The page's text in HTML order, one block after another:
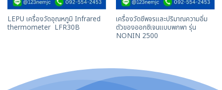
LEPU เครื่องวัดอุณหภูมิ Infrared
thermometer LFR30B
เครื่องวัดชีพจรและปริมาณความอิ่ม
ตัวของออกซิเจนเเบบพกพา รุ่น
NONIN 2500